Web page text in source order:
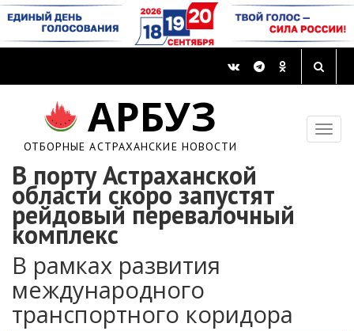
АРБУЗ
ОТБОРНЫЕ АСТРАХАНСКИЕ НОВОСТИ
В порту Астраханской
области скоро запустят
рейдовый перевалочный
комплекс
В рамках развития
международного
транспортного коридора